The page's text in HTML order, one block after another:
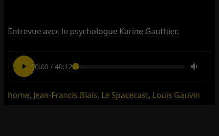
Entrevue avec le psychologue Karine Gauthier.
0:00/ 40:12
home, Jean-Francis Blais, Le Spacecast, Louis Gauvin